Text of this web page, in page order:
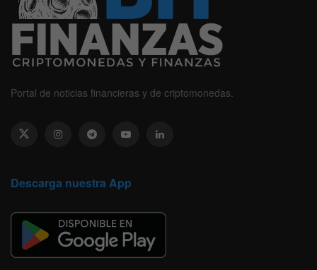
Portal de noticias financieras y de criptomonedas.
Descarga nuestra App